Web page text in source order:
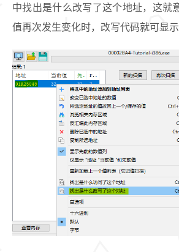
中找出是什么改写了这个地址，这就
值再次发生变化时，改写代码就可显示